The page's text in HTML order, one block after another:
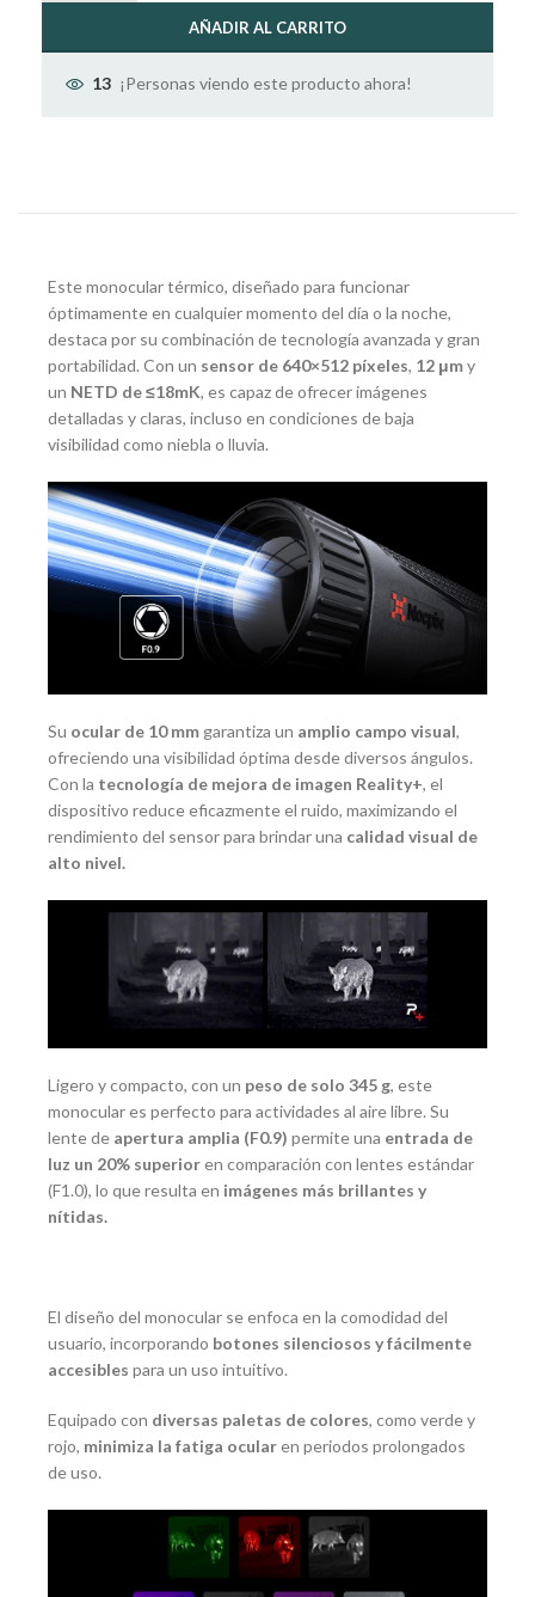
AÑADIR AL CARRITO
13 ¡Personas viendo este producto ahora!
Este monocular térmico, diseñado para funcionar
óptimamente en cualquier momento del día o la noche,
destaca por su combinación de tecnología avanzada y gran
portabilidad. Con un sensor de 640×512 píxeles, 12 μmy
un NETD de ≤18mK, es capaz de ofrecer imágenes
detalladas y claras, incluso en condiciones de baja
visibilidad como niebla o lluvia.
Su ocular de 10 mm garantiza un amplio campo visual,
ofreciendo una visibilidad óptima desde diversos ángulos.
Con la tecnología de mejora de imagen Reality+, el
dispositivo reduce eficazmente el ruido, maximizando el
rendimiento del sensor para brindar una calidad visual de
alto nivel.
Ligero y compacto, con un peso de solo 345 g, este
monocular es perfecto para actividades al aire libre. Su
lente de apertura amplia (F0.9) permite una entrada de
luz un 20% superioren comparación con lentes estándar
(F1.0), lo que resulta en imágenes más brillantes y
nítidas.
El diseño del monocular se enfoca en la comodidad del
usuario, incorporando botones silenciosos y fácilmente
accesibles para un uso intuitivo.
Equipado con diversas paletas de colores, como verde y
rojo, minimiza la fatiga ocularen periodos prolongados
de uso.